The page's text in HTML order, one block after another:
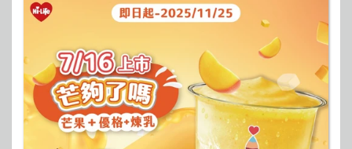
線上DM
品牌總覽